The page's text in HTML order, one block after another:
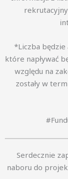
*Liczba będzie
które napływać
względu na
zostały w
Serdecznie
naboru do